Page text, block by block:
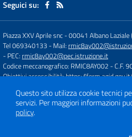
Seguici su:
Piazza XXV Aprile snc-00041 Albano Laziale
Tel 069340133 - Mail:
- PEC: rmic8ay002@pec.istruzione.it
Codice meccanografico: RMIC8AY002 - C.F.
Obiettivi accessibilità:https://
Concept &
Questo sito utilizza cookie tecnici
servizi. Per maggiori informazioni
policy.